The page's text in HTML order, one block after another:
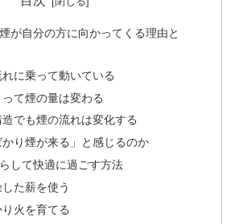
が自分の方に向かってくる理由と
に乗って動いている
て煙の量は変わる
でも煙の流れは変化する
り煙が来る」と感じるのか
して快適に過ごす方法
た薪を使う
火を育てる